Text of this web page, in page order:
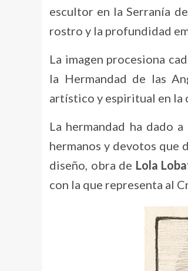
escultor en la Serranía
rostro y la profundidad
La imagen procesiona
la Hermandad de las
artístico y espiritual en la
La hermandad ha dado
hermanos y devotos que
diseño, obra de Lola
con la que representa al